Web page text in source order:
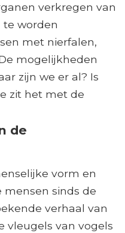
verkregen van
te worden
met nierfalen,
mogelijkheden
zijn we er al? Is
zit het met de
de
vorm en
mensen sinds de
verhaal van
vleugels van vogels